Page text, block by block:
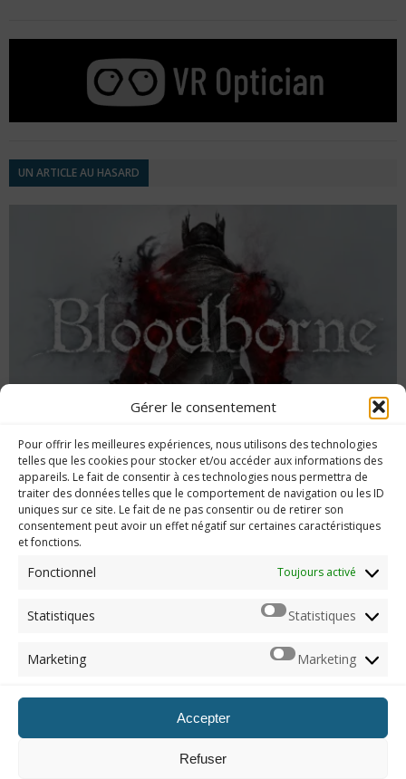
Gérer le consentement
Pour offrir les meilleures expériences, nous utilisons des technologies
telles que les cookies pour stocker et/ou accéder aux informations des
appareils. Le fait de consentir à ces technologies nous permettra de
traiter des données telles que le comportement de navigation ou les ID
uniques sur ce site. Le fait de ne pas consentir ou de retirer son
consentement peut avoir un effet négatif sur certaines caractéristiques
et fonctions.
Fonctionnel Toujours activé
Statistiques Statistiques
Marketing Marketing
Accepter
Refuser
UN ARTICLE AU HASARD
Platine #78 – Bloodborne
Imerod.fr est un site traitant de l'univers du jeu vidéo. Toute
reproduction partielle ou complète sans autorisation préalable
Mentions légales
Qui suis-je ?
ARCHIVES